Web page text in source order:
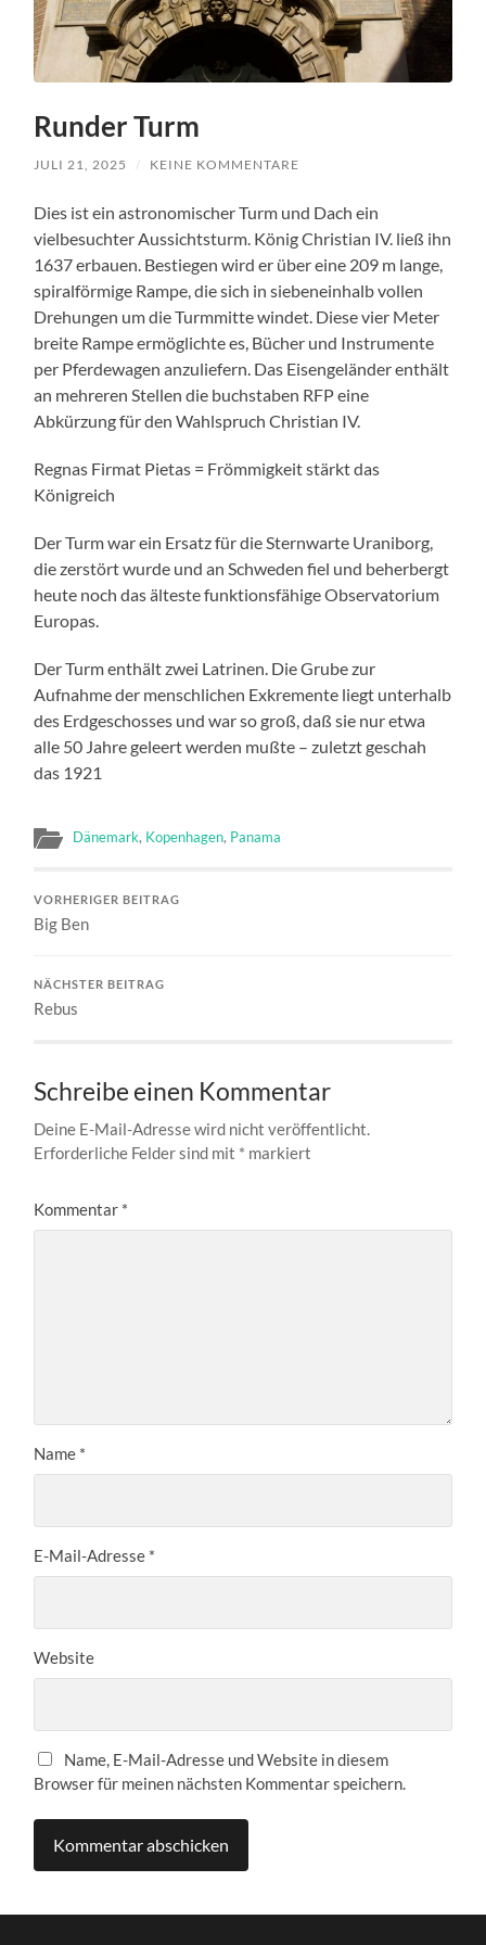
Runder Turm
JULI 21, 2025 / KEINE KOMMENTARE
Dies ist ein astronomischer Turm und Dach ein
vielbesuchter Aussichtsturm. König Christian IV. ließ ihn
1637 erbauen. Bestiegen wird er über eine 209 m lange,
spiralförmige Rampe, die sich in siebeneinhalb vollen
Drehungen um die Turmmitte windet. Diese vier Meter
breite Rampe ermöglichte es, Bücher und Instrumente
per Pferdewagen anzuliefern. Das Eisengeländer enthält
an mehreren Stellen die buchstaben RFP eine
Abkürzung für den Wahlspruch Christian IV.
Regnas Firmat Pietas = Frömmigkeit stärkt das
Königreich
Der Turm war ein Ersatz für die Sternwarte Uraniborg,
die zerstört wurde und an Schweden fiel und beherbergt
heute noch das älteste funktionsfähige Observatorium
Europas.
Der Turm enthält zwei Latrinen. Die Grube zur
Aufnahme der menschlichen Exkremente liegt unterhalb
des Erdgeschosses und war so groß, daß sie nur etwa
alle 50 Jahre geleert werden mußte – zuletzt geschah
das 1921
Dänemark, Kopenhagen, Panama
VORHERIGER BEITRAG
Big Ben
NÄCHSTER BEITRAG
Rebus
Schreibe einen Kommentar
Deine E-Mail-Adresse wird nicht veröffentlicht.
Erforderliche Felder sind mit * markiert
Kommentar *
Name *
E-Mail-Adresse *
Website
Name, E-Mail-Adresse und Website in diesem
Browser für meinen nächsten Kommentar speichern.